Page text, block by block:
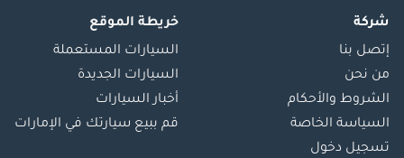
شركة
إتصل بنا
من نحن
الشروط والأحكام
السياسة الخاصة
تسجيل دخول
خريطة الموقع
السيارات المستعملة
السيارات الجديدة
أخبار السيارات
قم ببيع سيارتك في الإمارات